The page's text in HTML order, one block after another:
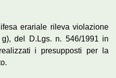
erariale rileva violazione
del D.Lgs. n. 546/1991 in
i presupposti per la